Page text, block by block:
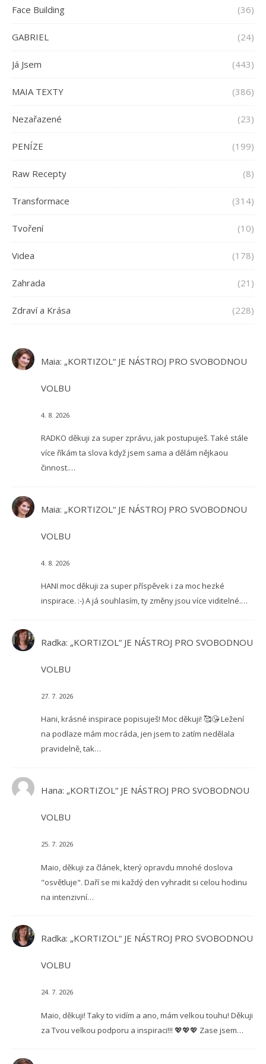
Face Building (36)
GABRIEL (24)
Já Jsem (443)
MAIA TEXTY (386)
Nezařazené (23)
PENÍZE (199)
Raw Recepty (8)
Transformace (314)
Tvoření (10)
Videa (178)
Zahrada (21)
Zdraví a Krása (228)
Maia: „KORTIZOL“ JE NÁSTROJ PRO SVOBODNOU
VOLBU
4. 8. 2026
RADKO děkuji za super zprávu, jak postupuješ. Také stále
více říkám ta slova když jsem sama a dělám nějkaou
činnost.…
Maia: „KORTIZOL“ JE NÁSTROJ PRO SVOBODNOU
VOLBU
4. 8. 2026
HANI moc děkuji za super příspěvek i za moc hezké
inspirace. :-) A já souhlasím, ty změny jsou více viditelné.…
Radka: „KORTIZOL“ JE NÁSTROJ PRO SVOBODNOU
VOLBU
27. 7. 2026
Hani, krásné inspirace popisuješ! Moc děkuji! 🥰😘 Ležení
na podlaze mám moc ráda, jen jsem to zatím nedělala
pravidelně, tak…
Hana: „KORTIZOL“ JE NÁSTROJ PRO SVOBODNOU
VOLBU
25. 7. 2026
Maio, děkuji za článek, který opravdu mnohé doslova
"osvětluje". Daří se mi každý den vyhradit si celou hodinu
na intenzivní…
Radka: „KORTIZOL“ JE NÁSTROJ PRO SVOBODNOU
VOLBU
24. 7. 2026
Maio, děkuji! Taky to vidím a ano, mám velkou touhu! Děkuji
za Tvou velkou podporu a inspiraci!!! 💖💖💖 Zase jsem…